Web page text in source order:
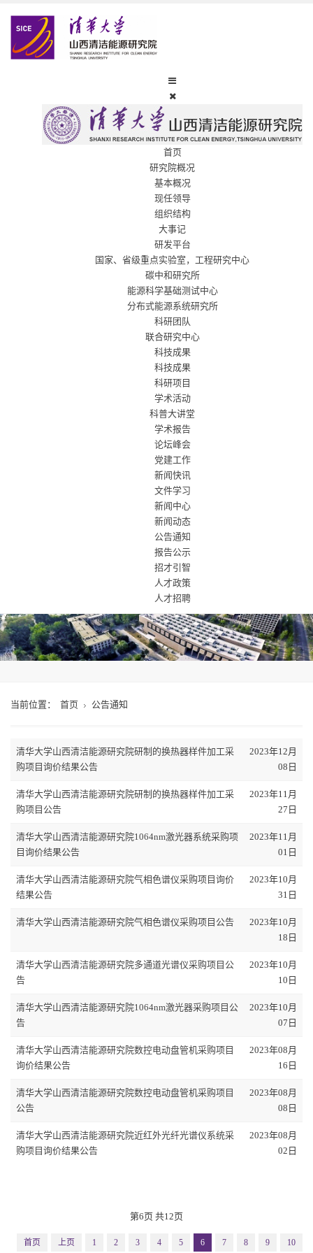
首页
研究院概况
基本概况
现任领导
组织结构
大事记
研发平台
国家、省级重点实验室，工程研究中心
碳中和研究所
能源科学基础测试中心
分布式能源系统研究所
科研团队
联合研究中心
科技成果
科技成果
科研项目
学术活动
科普大讲堂
学术报告
论坛峰会
党建工作
新闻快讯
文件学习
新闻中心
新闻动态
公告通知
报告公示
招才引智
人才政策
人才招聘
当前位置： 首页 公告通知
清华大学山西清洁能源研究院研制的换热器样件加工采
购项目询价结果公告
2023年12月
08日
清华大学山西清洁能源研究院研制的换热器样件加工采
购项目公告
2023年11月
27日
清华大学山西清洁能源研究院1064nm激光器系统采购项
目询价结果公告
2023年11月
01日
清华大学山西清洁能源研究院气相色谱仪采购项目询价
结果公告
2023年10月
31日
清华大学山西清洁能源研究院气相色谱仪采购项目公告
2023年10月
18日
清华大学山西清洁能源研究院多通道光谱仪采购项目公
告
2023年10月
10日
清华大学山西清洁能源研究院1064nm激光器采购项目公
告
2023年10月
07日
清华大学山西清洁能源研究院数控电动盘管机采购项目
询价结果公告
2023年08月
16日
清华大学山西清洁能源研究院数控电动盘管机采购项目
公告
2023年08月
08日
清华大学山西清洁能源研究院近红外光纤光谱仪系统采
购项目询价结果公告
2023年08月
02日
第6页 共12页
首页 上页 1 2 3 4 5 6 7 8 9 10